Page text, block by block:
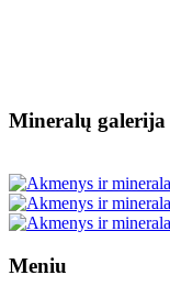
Mineralų galerija
Meniu